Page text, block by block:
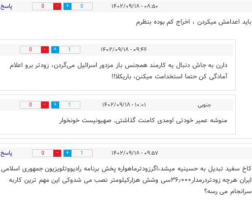
۰۸:۵۰ - ۱۴۰۲/۰۹/۱۸ 0
0 پاسخ
باید اعدامش میکردن ، اخراج کم بوده بنظرم
۰۹:۴۶ - ۱۴۰۲/۰۹/۱۸ 1
0
دارن به جاش دنبال یه کارمند همجنس باز مزدور اسرائیل می‌گردن، زودتر برو اعلام
آمادگی کن حتما استخدامت میکنن، باریکلا!!
جنوبی ۱۰:۰۱ - ۱۴۰۲/۰۹/۱۸ 1
0
منوشه عمیر خودتی اومدی کامنت گذاشتی. صهیونیست خونخوار
۰۹:۵۷ - ۱۴۰۲/۰۹/۱۸ 1
0 پاسخ
کاخ سفید تبدیل به حسینیه میشد،اگرزودترماهواره پخش برنامه رادیووتلویزیون جمهوری اسلامی
ایران هرچه زودتردرمدار۳۶٫۰۰۰سی وشش هزارکیلومتر نصب می شدوکی این مهم ترین کاربه
سرانجام می رسه؟